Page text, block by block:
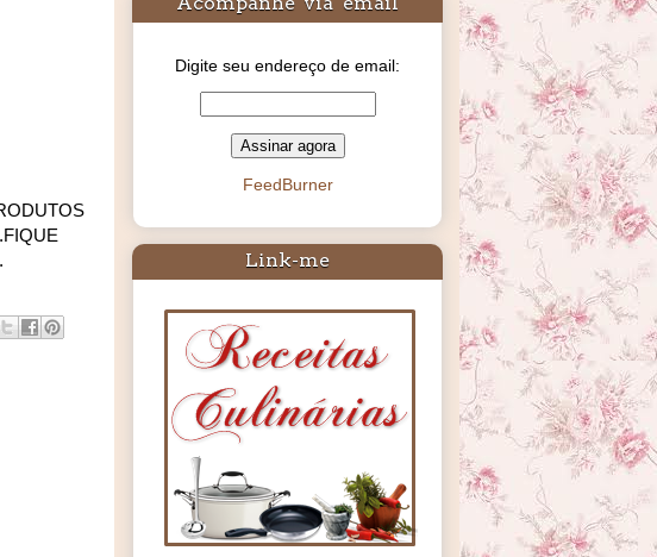
Digite seu endereço de email:
FeedBurner
Link-me